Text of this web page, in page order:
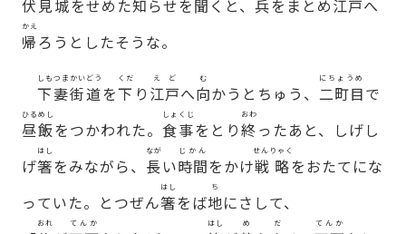
伏見城をせめた知らせを聞 くと、 兵をまとめ江戸へ
帰
かえ
ろうとしたそうな。
下妻街道
しもつまかいどう
を下
くだ
り 江戸
えど
へ向
む
かうとちゅう、 二町目
にちょうめ
で
昼飯
ひるめし
をつかわれた。 食事
しょくじ
をとり終
おわ
ったあと、しげし
げ箸
はし
をみながら、 長
なが
い時間
じかん
をかけ戦略
せんりゃく
をおたてにな
っていた。とつぜん箸
はし
をば地
ち
にさして、
おれ てんか はし め だ てんか